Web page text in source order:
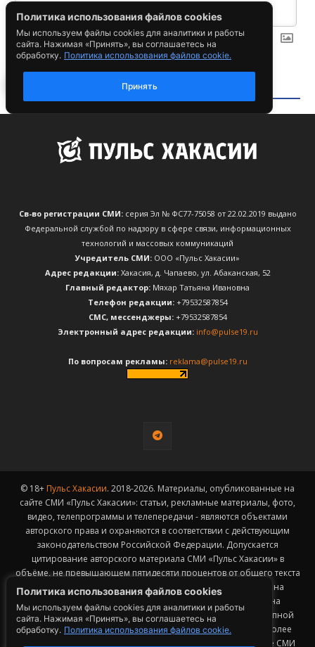
Политика использования файлов cookies
Мы используем файлы cookies для аналитики и работы
сайта. Нажимая «Принять», вы соглашаетесь на
обработку. Политика использования файлов cookie.
Св-во регистрации СМИ:серия Эл № ФС77-75058 от 22.02.2019 выдано
Федеральной службой по надзору в сфере связи, информационных
технологий и массовых коммуникаций
Учредитель СМИ: ООО «Пульс Хакасии»
Адрес редакции:Хакасия, д. Чапаево, ул. Абаканская, 52
Главный редактор: Мяхар Татьяна Ивановна
Телефон редакции:+79532587854
CМС, мессенджеры:+79532587854
Электронный адрес редакции: info@pulse19.ru
По вопросам рекламы: reklama@pulse19.ru
© 18+ Пульс Хакасии. 2018-2026. Материалы, опубликованные на
сайте СМИ «Пульс Хакасии»: статьи, рекламные материалы, фото,
видео, телепрограммы и телепередачи - являются объектами
авторского права и охраняются в соответствии с действующим
законодательством Российской Федерации. Допускается
цитирование авторского материала СМИ «Пульс Хакасии» в
объёме, не превышающем пятидесяти процентов от общего текста
публикации с обязательным размещением гиперссылки на
страницу заимствования материала. Гиперссылка должна
размещаться в тексте цитируемого материала и быть доступной
для индексации поисковыми системами. Заимствование более
50% общего объема материала, опубликованного на сайте СМИ